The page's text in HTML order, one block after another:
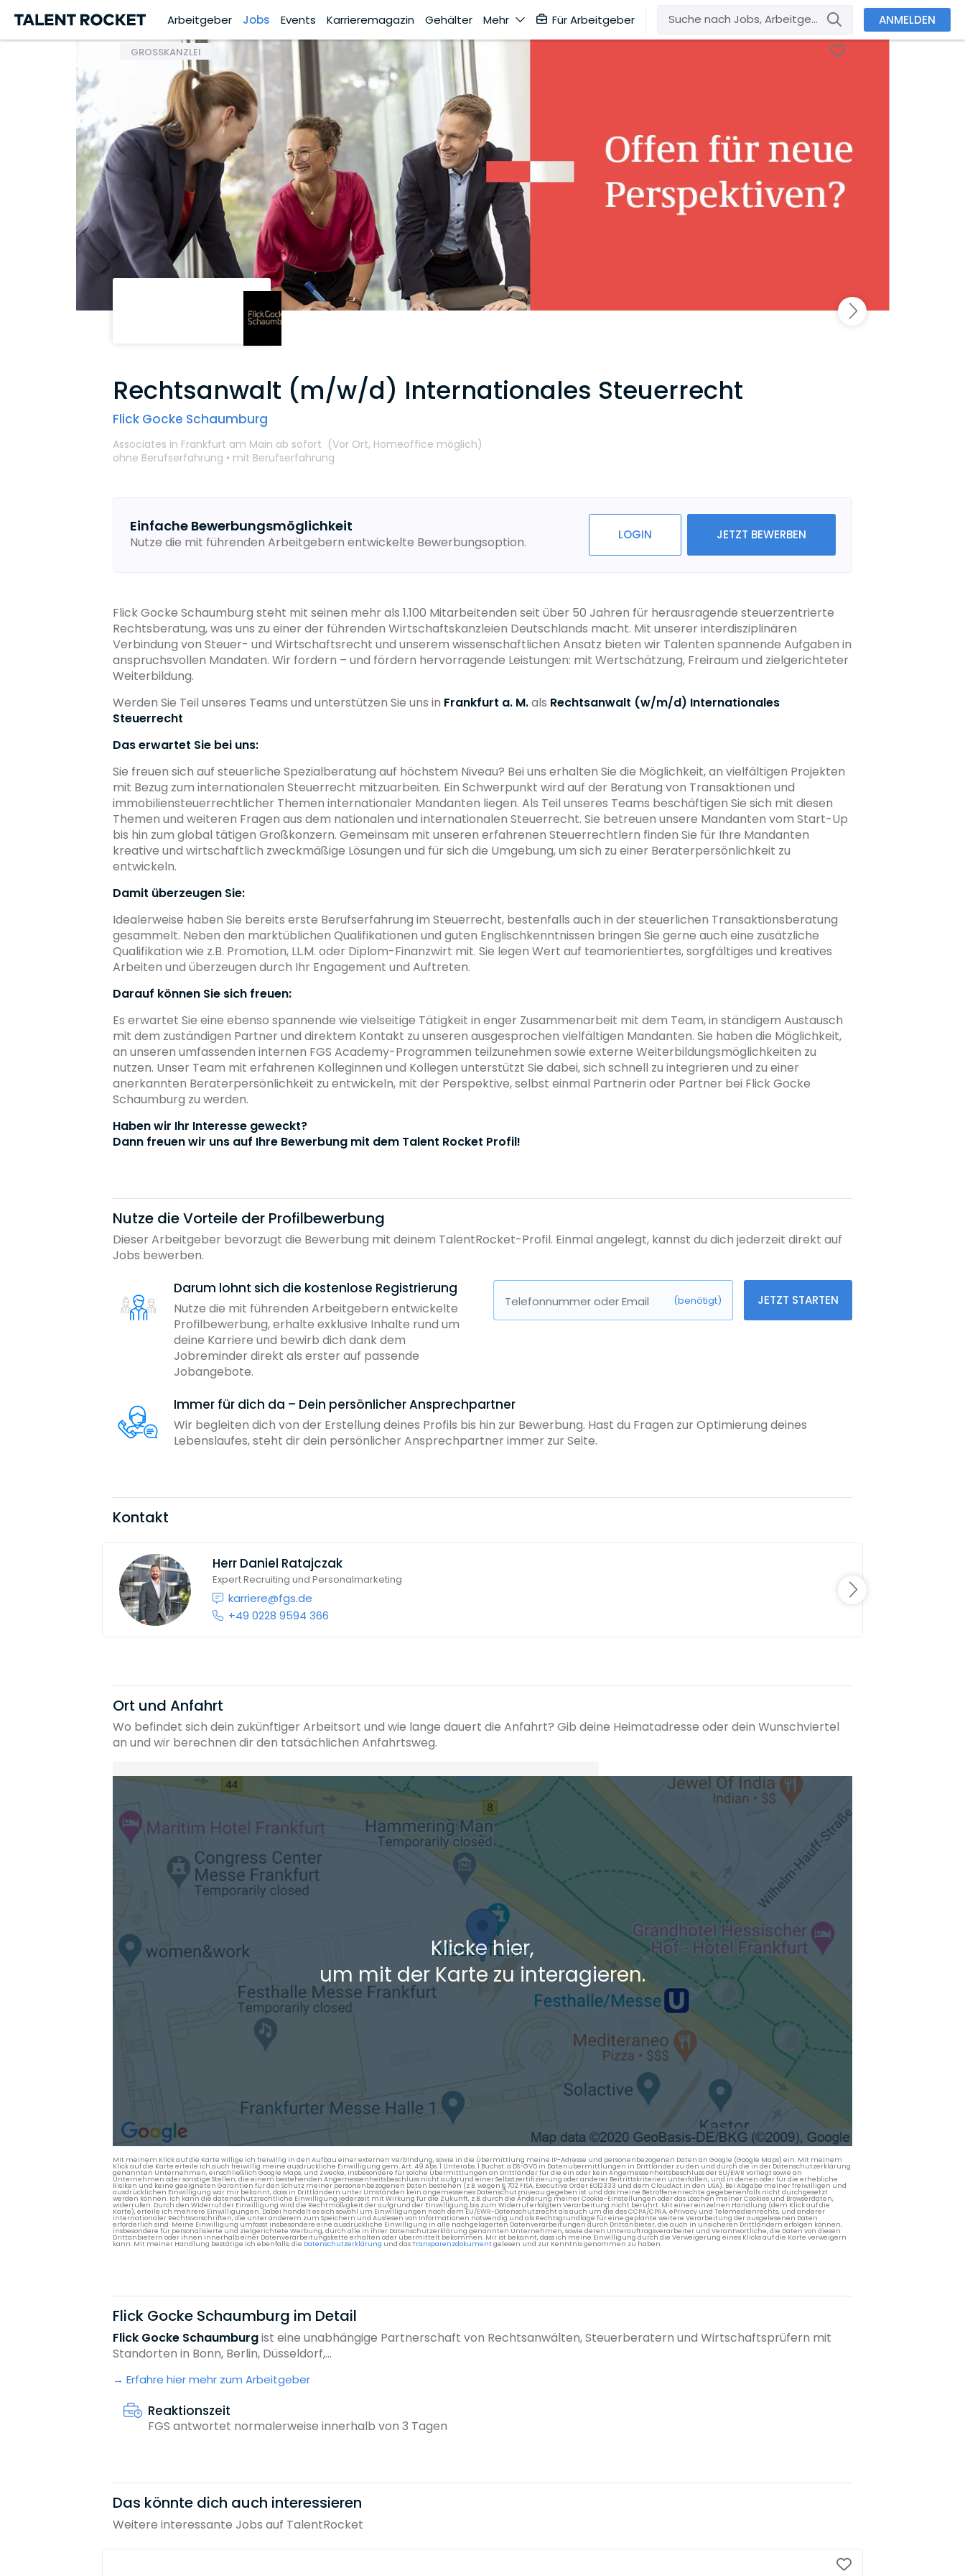
Arbeitgeber Jobs Events Karrieremagazin Gehälter Mehr Für Arbeitgeber ANMELDEN
GROSSKANZLEI
Rechtsanwalt (m/w/d) Internationales Steuerrecht
Flick Gocke Schaumburg
Associates in Frankfurt am Main ab sofort (Vor Ort, Homeoffice möglich)
ohne Berufserfahrung • mit Berufserfahrung
Einfache Bewerbungsmöglichkeit
Nutze die mit führenden Arbeitgebern entwickelte Bewerbungsoption. LOGIN JETZT BEWERBEN
Flick Gocke Schaumburg steht mit seinen mehr als 1.100 Mitarbeitenden seit über 50 Jahren für herausragende steuerzentrierte
Rechtsberatung, was uns zu einer der führenden Wirtschaftskanzleien Deutschlands macht. Mit unserer interdisziplinären
Verbindung von Steuer- und Wirtschaftsrecht und unserem wissenschaftlichen Ansatz bieten wir Talenten spannende Aufgaben in
anspruchsvollen Mandaten. Wir fordern – und fördern hervorragende Leistungen: mit Wertschätzung, Freiraum und zielgerichteter
Weiterbildung.
Werden Sie Teil unseres Teams und unterstützen Sie uns in Frankfurt a. M.als Rechtsanwalt (w/m/d) Internationales
Steuerrecht
Das erwartet Sie bei uns:
Sie freuen sich auf steuerliche Spezialberatung auf höchstem Niveau? Bei uns erhalten Sie die Möglichkeit, an vielfältigen Projekten
mit Bezug zum internationalen Steuerrecht mitzuarbeiten. Ein Schwerpunkt wird auf der Beratung von Transaktionen und
immobiliensteuerrechtlicher Themen internationaler Mandanten liegen. Als Teil unseres Teams beschäftigen Sie sich mit diesen
Themen und weiteren Fragen aus dem nationalen und internationalen Steuerrecht. Sie betreuen unsere Mandanten vom Start-Up
bis hin zum global tätigen Großkonzern. Gemeinsam mit unseren erfahrenen Steuerrechtlern finden Sie für Ihre Mandanten
kreative und wirtschaftlich zweckmäßige Lösungen und für sich die Umgebung, um sich zu einer Beraterpersönlichkeit zu
entwickeln.
Damit überzeugen Sie:
Idealerweise haben Sie bereits erste Berufserfahrung im Steuerrecht, bestenfalls auch in der steuerlichen Transaktionsberatung
gesammelt. Neben den marktüblichen Qualifikationen und guten Englischkenntnissen bringen Sie gerne auch eine zusätzliche
Qualifikation wie z.B. Promotion, LL.M. oder Diplom-Finanzwirt mit. Sie legen Wert auf teamorientiertes, sorgfältiges und kreatives
Arbeiten und überzeugen durch Ihr Engagement und Auftreten.
Darauf können Sie sich freuen:
Es erwartet Sie eine ebenso spannende wie vielseitige Tätigkeit in enger Zusammenarbeit mit dem Team, in ständigem Austausch
mit dem zuständigen Partner und direktem Kontakt zu unseren ausgesprochen vielfältigen Mandanten. Sie haben die Möglichkeit,
an unseren umfassenden internen FGS Academy-Programmen teilzunehmen sowie externe Weiterbildungsmöglichkeiten zu
nutzen. Unser Team mit erfahrenen Kolleginnen und Kollegen unterstützt Sie dabei, sich schnell zu integrieren und zu einer
anerkannten Beraterpersönlichkeit zu entwickeln, mit der Perspektive, selbst einmal Partnerin oder Partner bei Flick Gocke
Schaumburg zu werden.
Haben wir Ihr Interesse geweckt?
Dann freuen wir uns auf Ihre Bewerbung mit dem Talent Rocket Profil!
Nutze die Vorteile der Profilbewerbung
Dieser Arbeitgeber bevorzugt die Bewerbung mit deinem TalentRocket-Profil. Einmal angelegt, kannst du dich jederzeit direkt auf
Jobs bewerben.
Darum lohnt sich die kostenlose Registrierung
Nutze die mit führenden Arbeitgebern entwickelte
Profilbewerbung, erhalte exklusive Inhalte rund um
deine Karriere und bewirb dich dank dem
Jobreminder direkt als erster auf passende
Jobangebote.
Telefonnummer oder Email (benötigt) JETZT STARTEN
Immer für dich da – Dein persönlicher Ansprechpartner
Wir begleiten dich von der Erstellung deines Profils bis hin zur Bewerbung. Hast du Fragen zur Optimierung deines
Lebenslaufes, steht dir dein persönlicher Ansprechpartner immer zur Seite.
Kontakt
Herr Daniel Ratajczak
Expert Recruiting und Personalmarketing
karriere@fgs.de
+49 0228 9594 366
Ort und Anfahrt
Wo befindet sich dein zukünftiger Arbeitsort und wie lange dauert die Anfahrt? Gib deine Heimatadresse oder dein Wunschviertel
an und wir berechnen dir den tatsächlichen Anfahrtsweg.
Heimatadresse oder Wunschort
+ Aktuellen Standort hinzufügen
Die berechneten Anreisezeiten basieren auf den Verkehrsdaten eines typischen Dienstag morgens um 8:30.
Klicke hier,
um mit der Karte zu interagieren.
Mit meinem Klick auf die Karte willige ich freiwillig in den Aufbau einer externen Verbindung, sowie in die Übermittlung meine IP-Adresse und personenbezogenen Daten an Google (Google Maps) ein. Mit meinem
Klick auf die Karte erteile ich auch freiwillig meine ausdrückliche Einwilligung gem. Art. 49 Abs. 1 Unterabs. 1 Buchst. a DS-GVO in Datenübermittlungen in Drittländer zu den und durch die in der Datenschutzerklärung
genannten Unternehmen, einschließlich Google Maps, und Zwecke, insbesondere für solche Übermittlungen an Drittländer für die ein oder kein Angemessenheitsbeschluss der EU/EWR vorliegt sowie an
Unternehmen oder sonstige Stellen, die einem bestehenden Angemessenheitsbeschluss nicht aufgrund einer Selbstzertifizierung oder anderer Beitrittskriterien unterfallen, und in denen oder für die erhebliche
Risiken und keine geeigneten Garantien für den Schutz meiner personenbezogenen Daten bestehen (z.B. wegen § 702 FISA, Executive Order EO12333 und dem CloudAct in den USA). Bei Abgabe meiner freiwilligen und
ausdrücklichen Einwilligung war mir bekannt, dass in Drittländern unter Umständen kein angemessenes Datenschutzniveau gegeben ist und das meine Betroffenenrechte gegebenenfalls nicht durchgesetzt
werden können. Ich kann die datenschutzrechtliche Einwilligung jederzeit mit Wirkung für die Zukunft, z.B. durch die Änderung meiner Cookie-Einstellungen oder das Löschen meiner Cookies und Browserdaten,
widerrufen. Durch den Widerruf der Einwilligung wird die Rechtmäßigkeit der aufgrund der Einwilligung bis zum Widerruf erfolgten Verarbeitung nicht berührt. Mit einer einzelnen Handlung (dem Klick auf die
Karte), erteile ich mehrere Einwilligungen. Dabei handelt es sich sowohl um Einwilligungen nach dem EU/EWR-Datenschutzrecht als auch um die des CCPA/CPRA, ePrivacy und Telemedienrechts, und anderer
internationaler Rechtsvorschriften, die unter anderem zum Speichern und Auslesen von Informationen notwendig und als Rechtsgrundlage für eine geplante weitere Verarbeitung der ausgelesenen Daten
erforderlich sind. Meine Einwilligung umfasst insbesondere eine ausdrückliche Einwilligung in alle nachgelagerten Datenverarbeitungen durch Drittanbieter, die auch in unsicheren Drittländern erfolgen können,
insbesondere für personalisierte und zielgerichtete Werbung, durch alle in ihrer Datenschutzerklärung genannten Unternehmen, sowie deren Unterauftragsverarbeiter und Verantwortliche, die Daten von diesen
Drittanbietern oder ihnen innerhalb einer Datenverarbeitungskette erhalten oder übermittelt bekommen. Mir ist bekannt, dass ich meine Einwilligung durch die Verweigerung eines Klicks auf die Karte verweigern
kann. Mit meiner Handlung bestätige ich ebenfalls, die Datenschutzerklärung und dasTransparenzdokumentgelesen und zur Kenntnis genommen zu haben.
Flick Gocke Schaumburg im Detail
Flick Gocke Schaumburgist eine unabhängige Partnerschaft von Rechtsanwälten, Steuerberatern und Wirtschaftsprüfern mit
Standorten in Bonn, Berlin, Düsseldorf,...
Erfahre hier mehr zum Arbeitgeber
Reaktionszeit
FGS antwortet normalerweise innerhalb von 3 Tagen
Das könnte dich auch interessieren
Weitere interessante Jobs auf TalentRocket